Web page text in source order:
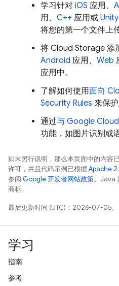
学习针对 iOS 应用、
用、 C++ 应用或 Unity
将您的第一个文件上
将 Cloud Storage 添
Android 应用、 Web
应用中。
了解如何使用面向
Security Rules 来保护
通过与 Google Cloud
功能，如图片识别或
如未另行说明，那么本页面中的内容
许可，并且代码示例已根据Apache
参阅 Google 开发者网站政策。Java
商标。
最后更新时间 (UTC)：2026-07-05。
学习
指南
参考